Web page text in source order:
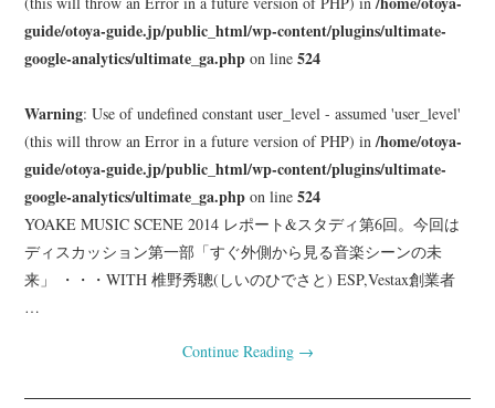
guide/otoya-guide.jp/public_html/wp-content/plugins/ultimate-
google-analytics/ultimate_ga.php on line524
Warning: Use of undefined constant user_level - assumed 'user_level'
(this will throw an Error in a future version of PHP) in/home/otoya-
guide/otoya-guide.jp/public_html/wp-content/plugins/ultimate-
google-analytics/ultimate_ga.php on line524
YOAKE MUSIC SCENE 2014 レポート&スタディ第6回。今回は
ディスカッション第一部「すぐ外側から見る音楽シーンの未
来」 ・・・WITH 椎野秀聰(しいのひでさと) ESP,Vestax創業者
…
Continue Reading →